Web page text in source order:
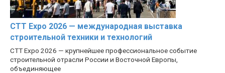
CTT Expo 2026 — международная выставка
строительной техники и технологий
CTT Expo 2026 — крупнейшее профессиональное событие
строительной отрасли России и Восточной Европы,
объединяющее